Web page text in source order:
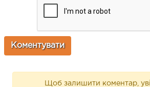
Щоб залишити коментар,